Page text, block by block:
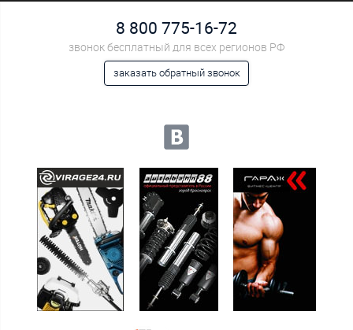
8 800 775-16-72
звонок бесплатный для всех регионов РФ
заказать обратный звонок